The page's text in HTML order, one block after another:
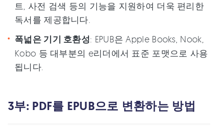
트, 사전 검색 등의 기능을 지원하여 더욱 편리한
독서를 제공합니다.
폭넓은 기기 호환성: EPUB은 Apple Books, Nook,
Kobo 등 대부분의 e리더에서 표준 포맷으로 사용
됩니다.
3부: PDF를 EPUB으로 변환하는 방법